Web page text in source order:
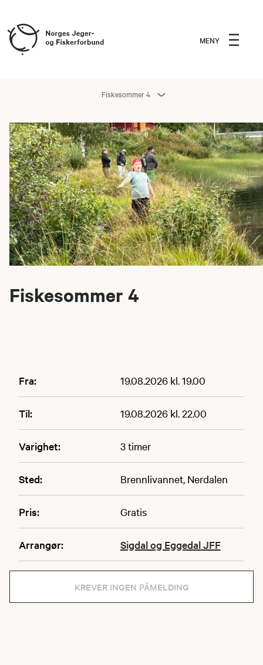
MENY
Fiskesommer 4
Fiskesommer 4
Fra: 19.08.2026 kl. 19.00
Til: 19.08.2026 kl. 22.00
Varighet: 3 timer
Sted: Brennlivannet, Nerdalen
Pris: Gratis
Arrangør: Sigdal og Eggedal JFF
KREVER INGEN PÅMELDING